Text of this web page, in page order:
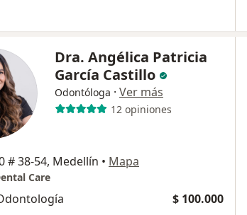
Dra. Angélica Patricia
García Castillo
Odontóloga · Ver más
12 opiniones
# 38-54, Medellín • Mapa
Care
$ 100.000